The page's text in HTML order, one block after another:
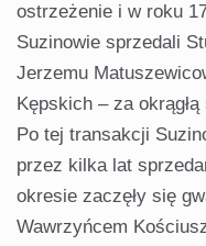
ostrzeżenie i w roku
Suzinowie sprzedali
Jerzemu
Kępskich – za
Po tej transakcji
przez kilka lat
okresie zaczęły się
Wawrzyńcem